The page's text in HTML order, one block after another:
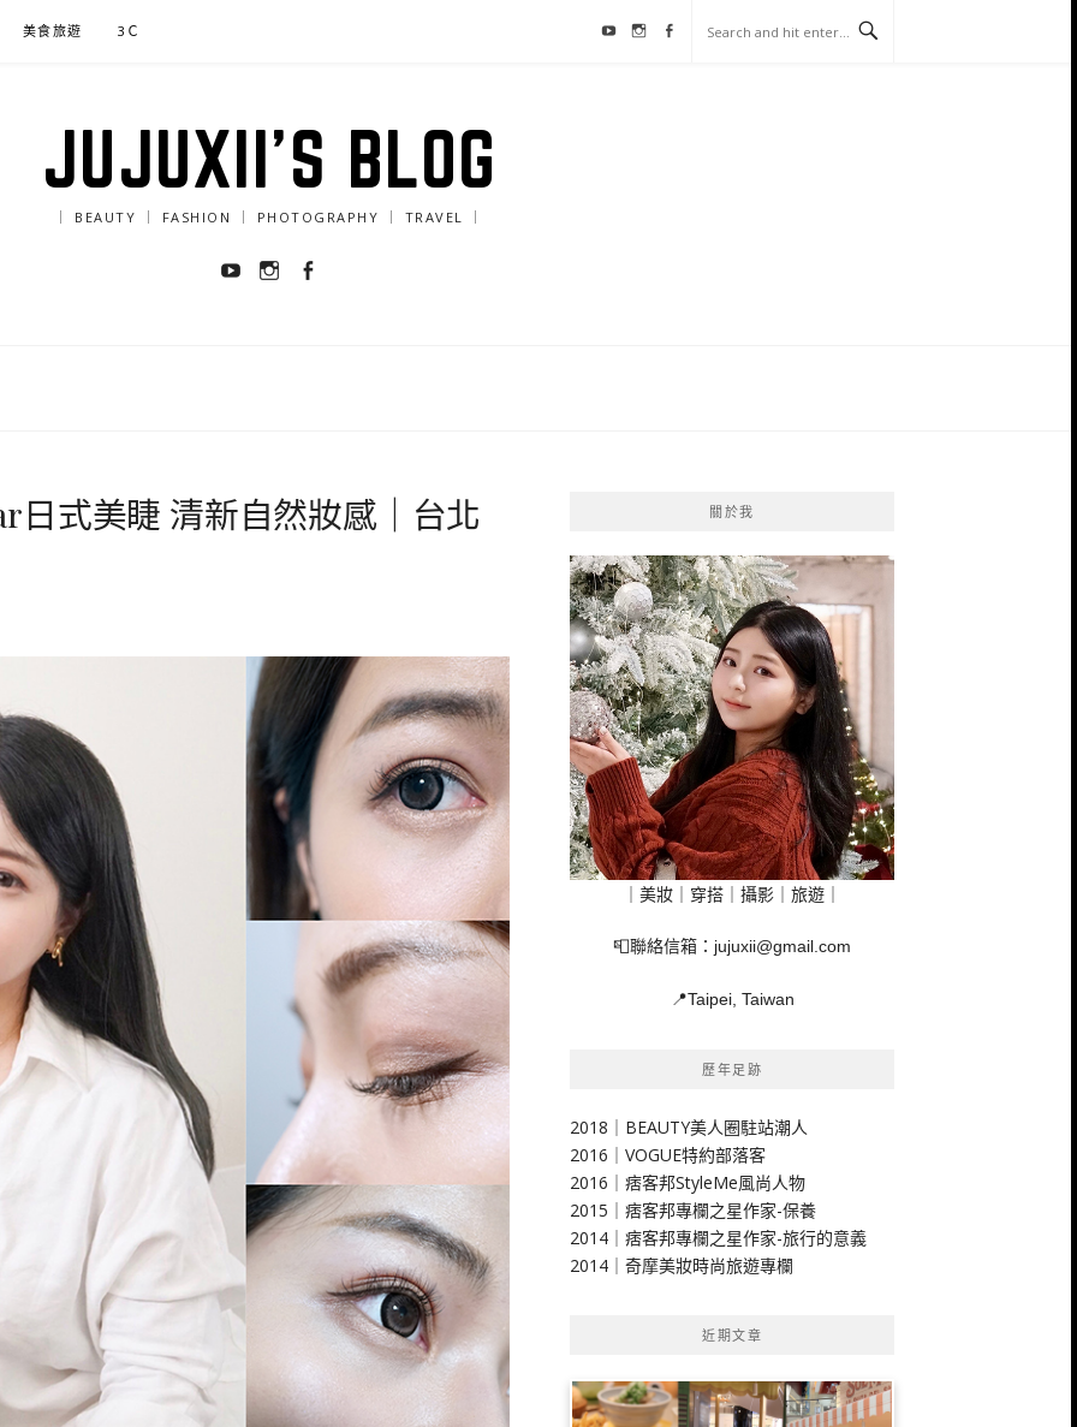
美食旅遊 3Ｃ Youtube
Instagram
Facebook
JUJUXII'S BLOG
｜ BEAUTY ｜ FASHION ｜ PHOTOGRAPHY ｜ TRAVEL ｜
YoutubeInstagram
日式美睫 清新自然妝感｜台北
關於我
｜美妝｜穿搭｜攝影｜旅遊｜
📮聯絡信箱： jujuxii@gmail.com
📍Taipei, Taiwan
歷年足跡
2018｜BEAUTY美人圈駐站潮人
2016｜VOGUE特約部落客
2016｜痞客邦StyleMe風尚人物
2015｜痞客邦專欄之星作家-保養
2014｜痞客邦專欄之星作家-旅行的意義
2014｜奇摩美妝時尚旅遊專欄
近期文章